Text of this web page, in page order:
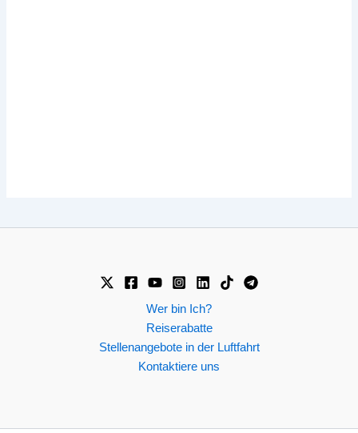
Wer bin Ich?
Reiserabatte
Stellenangebote in der Luftfahrt
Kontaktiere uns